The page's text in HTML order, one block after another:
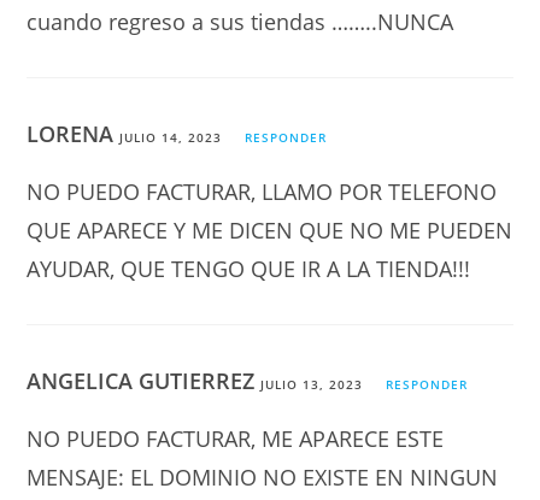
cuando regreso a sus tiendas ……..NUNCA
LORENA JULIO 14, 2023 RESPONDER
NO PUEDO FACTURAR, LLAMO POR TELEFONO
QUE APARECE Y ME DICEN QUE NO ME PUEDEN
AYUDAR, QUE TENGO QUE IR A LA TIENDA!!!
ANGELICA GUTIERREZ JULIO 13, 2023 RESPONDER
NO PUEDO FACTURAR, ME APARECE ESTE
MENSAJE: EL DOMINIO NO EXISTE EN NINGUN